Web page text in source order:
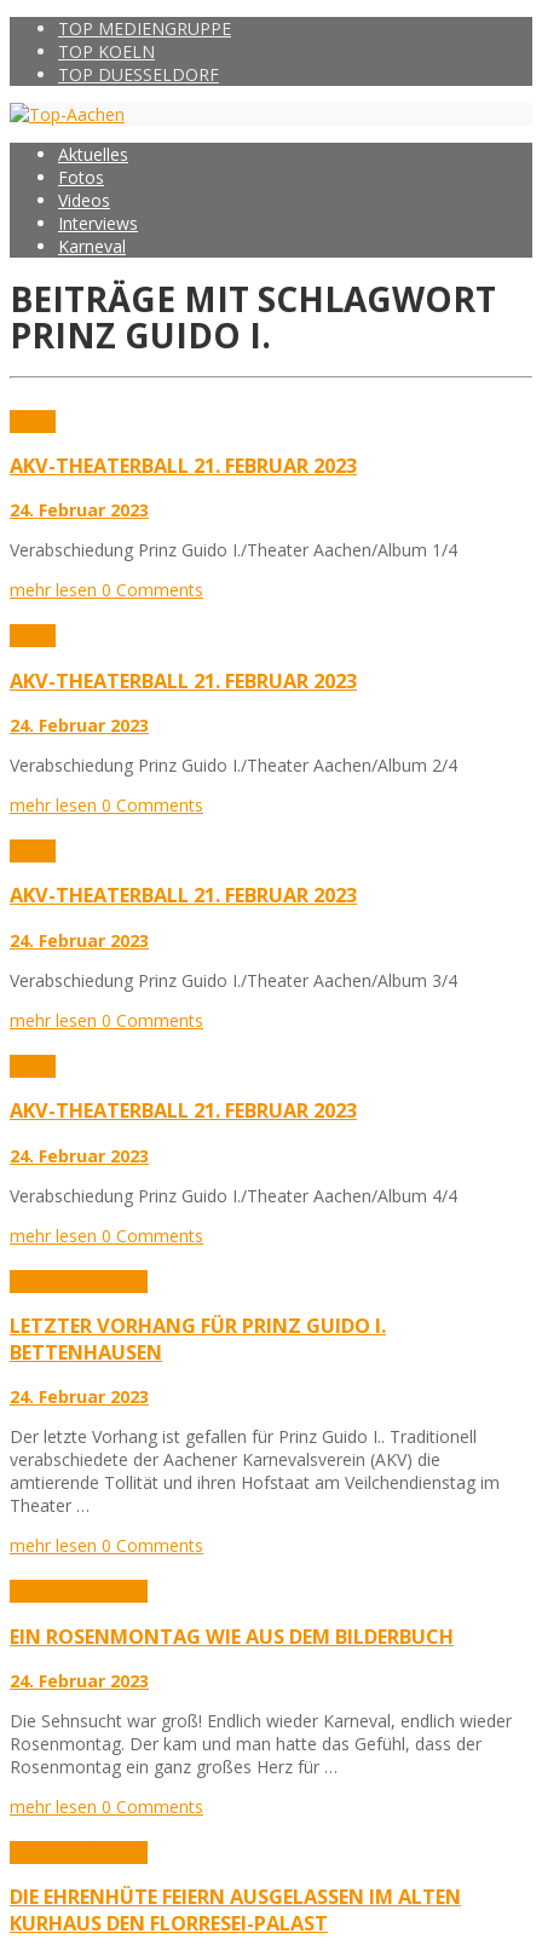
TOP MEDIENGRUPPE
TOP KOELN
TOP DUESSELDORF
Aktuelles
Fotos
Videos
Interviews
Karneval
BEITRÄGE MIT SCHLAGWORT
PRINZ GUIDO I.
AKV-THEATERBALL 21. FEBRUAR 2023
24. Februar 2023
Verabschiedung Prinz Guido I./Theater Aachen/Album 1/4
mehr lesen 0 Comments
AKV-THEATERBALL 21. FEBRUAR 2023
24. Februar 2023
Verabschiedung Prinz Guido I./Theater Aachen/Album 2/4
mehr lesen 0 Comments
AKV-THEATERBALL 21. FEBRUAR 2023
24. Februar 2023
Verabschiedung Prinz Guido I./Theater Aachen/Album 3/4
mehr lesen 0 Comments
AKV-THEATERBALL 21. FEBRUAR 2023
24. Februar 2023
Verabschiedung Prinz Guido I./Theater Aachen/Album 4/4
mehr lesen 0 Comments
LETZTER VORHANG FÜR PRINZ GUIDO I.
BETTENHAUSEN
24. Februar 2023
Der letzte Vorhang ist gefallen für Prinz Guido I.. Traditionell
verabschiedete der Aachener Karnevalsverein (AKV) die
amtierende Tollität und ihren Hofstaat am Veilchendienstag im
Theater …
mehr lesen 0 Comments
EIN ROSENMONTAG WIE AUS DEM BILDERBUCH
24. Februar 2023
Die Sehnsucht war groß! Endlich wieder Karneval, endlich wieder
Rosenmontag. Der kam und man hatte das Gefühl, dass der
Rosenmontag ein ganz großes Herz für …
mehr lesen 0 Comments
DIE EHRENHÜTE FEIERN AUSGELASSEN IM ALTEN
KURHAUS DEN FLORRESEI-PALAST